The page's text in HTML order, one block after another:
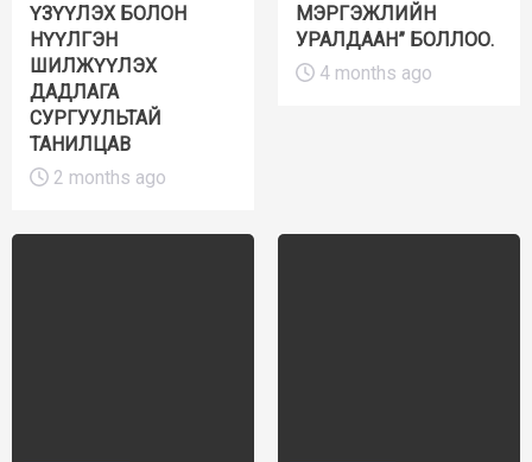
ҮЗҮҮЛЭХ БОЛОН
НҮҮЛГЭН
ШИЛЖҮҮЛЭХ
ДАДЛАГА
СУРГУУЛЬТАЙ
ТАНИЛЦАВ
2 months ago
МЭРГЭЖЛИЙН
УРАЛДААН” БОЛЛОО.
4 months ago